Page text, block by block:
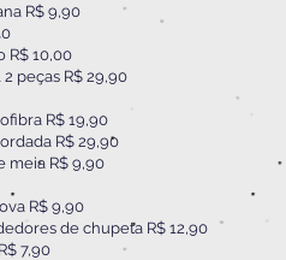
R$ 9,90
R$ 10,00
peças R$ 29,90
R$ 19,90
R$ 29,90
meia R$ 9,90
R$ 9,90
de chupeta R$ 12,90
7,90